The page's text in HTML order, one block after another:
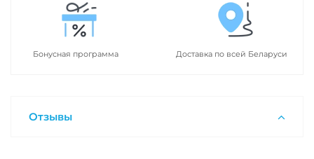
Бонусная программа Доставка по всей Беларуси
Отзывы